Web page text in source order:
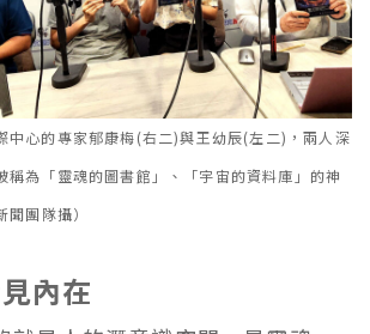
中心的專家郁康梅(右二)與王幼辰(左二)，兩人深
稱為「靈魂的圖書館」、「宇宙的資料庫」的神
團隊攝）
內在